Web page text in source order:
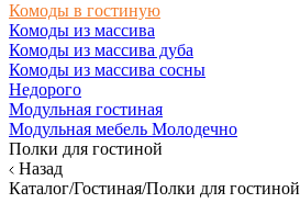
Комоды в гостиную
Комоды из массива
Комоды из массива дуба
Комоды из массива сосны
Недорого
Модульная гостиная
Модульная мебель Молодечно
Полки для гостиной
Назад
Каталог/Гостиная/Полки для гостиной